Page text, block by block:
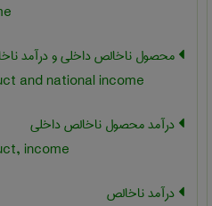
محصول ناخالص داخلی و درآمد
and national income
درآمد محصول ناخالص داخلی
income
درآمد ناخالص